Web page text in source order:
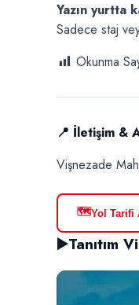
Yazın yurtta
Sadece staj
Okunma
📍 İletişim &
Vişnezade
🗺️Yol Tarifi
▶️Tanıtım